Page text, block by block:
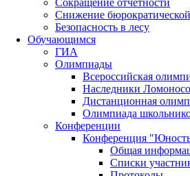
Снижение
Безопасность в лесу
Обучающимся
ГИА
Олимпиады
Всероссийская
Наследники
Дистанционная
Олимпиада
Конференции
Конференция
Общая
Списки